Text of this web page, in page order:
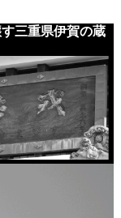
三重県伊賀の蔵